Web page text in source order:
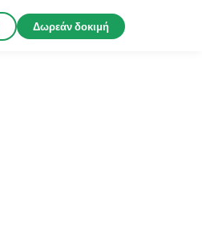
Δωρεάν δοκιμή